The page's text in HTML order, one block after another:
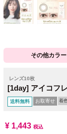
その他カラ
レンズ10枚
[1day] アイコフ
送料無料 お取寄せ 着
¥ 1,443 税込